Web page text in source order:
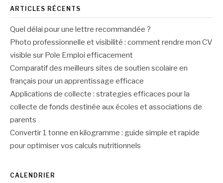
ARTICLES RÉCENTS
Quel délai pour une lettre recommandée ?
Photo professionnelle et visibilité : comment rendre mon CV
visible sur Pole Emploi efficacement
Comparatif des meilleurs sites de soutien scolaire en
français pour un apprentissage efficace
Applications de collecte : strategies efficaces pour la
collecte de fonds destinée aux écoles et associations de
parents
Convertir 1 tonne en kilogramme : guide simple et rapide
pour optimiser vos calculs nutritionnels
CALENDRIER